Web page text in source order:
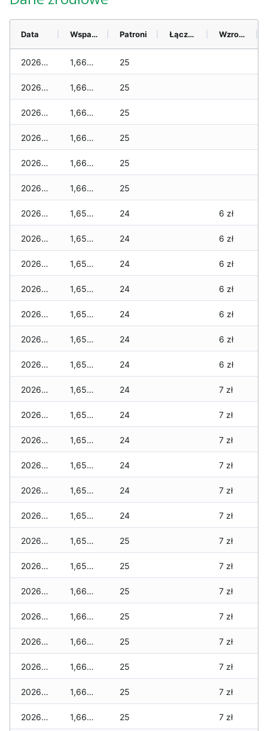
Data Wsparcie Patroni Łącznie Wzrost (28 dni)
2026-08-08 1,665 zł 25
2026-08-07 1,665 zł 25
2026-08-06 1,665 zł 25
2026-08-05 1,665 zł 25
2026-08-04 1,665 zł 25
2026-08-03 1,665 zł 25
2026-08-02 1,655 zł 24 6 zł
2026-08-01 1,655 zł 24 6 zł
2026-07-31 1,655 zł 24 6 zł
2026-07-29 1,655 zł 24 6 zł
2026-07-28 1,655 zł 24 6 zł
2026-07-27 1,655 zł 24 6 zł
2026-07-26 1,655 zł 24 6 zł
2026-07-24 1,655 zł 24 7 zł
2026-07-23 1,655 zł 24 7 zł
2026-07-22 1,655 zł 24 7 zł
2026-07-21 1,655 zł 24 7 zł
2026-07-20 1,655 zł 24 7 zł
2026-07-18 1,655 zł 24 7 zł
2026-07-17 1,655 zł 25 7 zł
2026-07-16 1,655 zł 25 7 zł
2026-07-15 1,665 zł 25 7 zł
2026-07-14 1,665 zł 25 7 zł
2026-07-13 1,665 zł 25 7 zł
2026-07-12 1,665 zł 25 7 zł
2026-07-11 1,665 zł 25 7 zł
2026-07-10 1,665 zł 25 7 zł